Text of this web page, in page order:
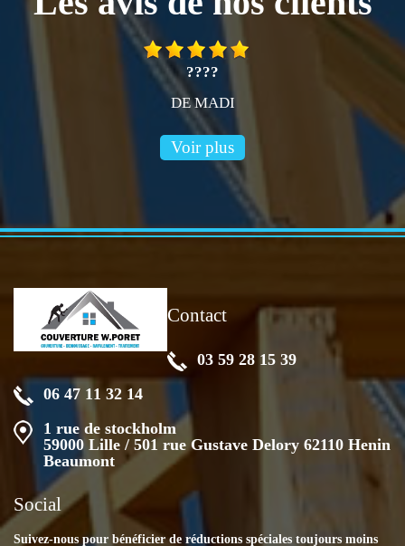
????
DE MADI
Voir plus
Contact
03 59 28 15 39
06 47 11 32 14
1 rue de stockholm
59000 Lille / 501 rue Gustave Delory 62110 Henin
Beaumont
Social
Suivez-nous pour bénéficier de réductions spéciales toujours moins